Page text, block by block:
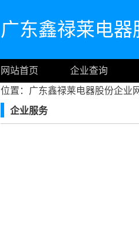
广东鑫禄莱电器
网站首页 企业查询
位置：广东鑫禄莱电器股份企业
企业服务